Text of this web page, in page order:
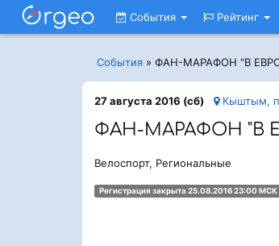
События Рейтинг
События » ФАН-МАРАФОН "В
27 августа 2016 (сб) Кыштым,
ФАН-МАРАФОН "В
Велоспорт, Региональные
Регистрация закрыта 25.08.2016 23:00 МСК